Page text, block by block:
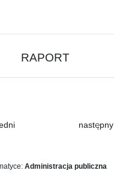
RAPORT
następny
Administracja publiczna